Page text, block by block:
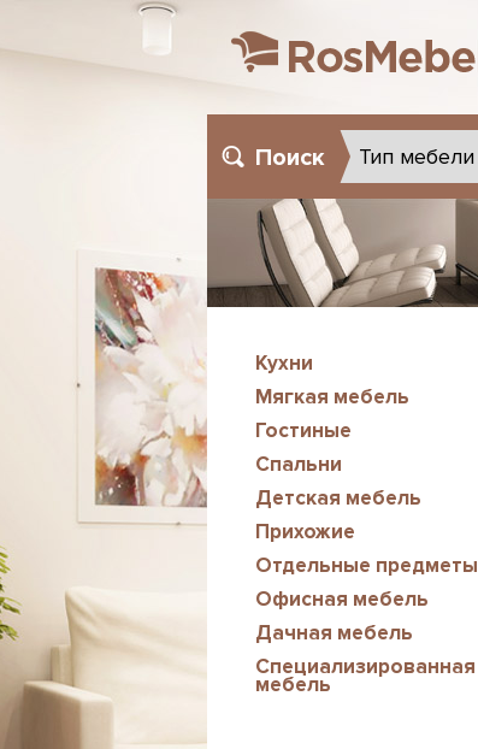
Поиск
Кухни
Мягкая мебель
Гостиные
Спальни
Детская мебель
Прихожие
Отдельные предметы
Офисная мебель
Дачная мебель
Специализированная
мебель